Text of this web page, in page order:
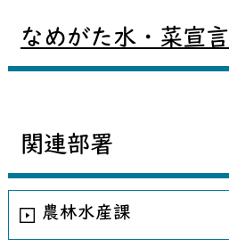
なめがた水・菜宣言
関連部署
農林水産課